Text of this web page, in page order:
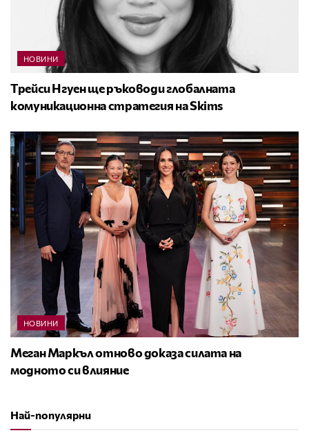
НОВИНИ
Трейси Нгуен ще ръководи глобалната
комуникационна стратегия на Skims
НОВИНИ
Меган Маркъл отново доказа силата на
модното си влияние
Най-популярни